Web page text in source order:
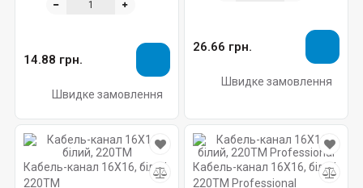
14.88 грн.
Швидке замовлення
26.66 грн.
Швидке замовлення
Кабель-канал 16X16, білий,
220ТМ
Кабель-канал 16X16, білий,
220ТМ Professional